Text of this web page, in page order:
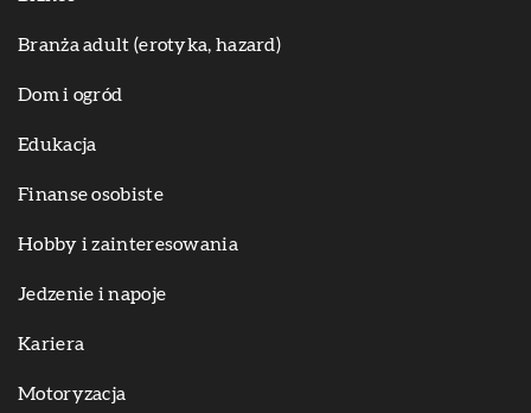
Branża adult (erotyka, hazard)
Dom i ogród
Edukacja
Finanse osobiste
Hobby i zainteresowania
Jedzenie i napoje
Kariera
Motoryzacja